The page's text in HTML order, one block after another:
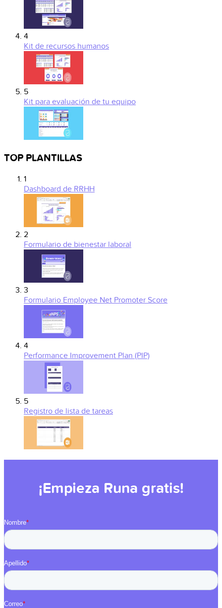
4
Kit de recursos humanos
5
Kit para evaluación de tu equipo
TOP PLANTILLAS
1
Dashboard de RRHH
2
Formulario de bienestar laboral
3
Formulario Employee Net Promoter Score
4
Performance Improvement Plan (PIP)
5
Registro de lista de tareas
¡Empieza Runa gratis!